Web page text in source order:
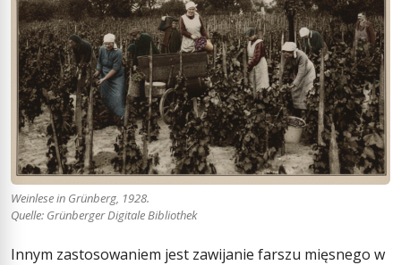
Weinlese in Grünberg, 1928.
Quelle: Grünberger Digitale Bibliothek
Innym zastosowaniem jest zawijanie farszu mięsnego w